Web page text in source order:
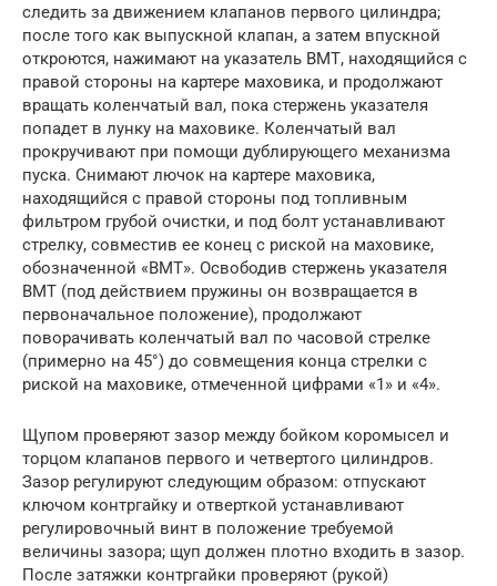
следить за движением клапанов первого цилиндра;
после того как выпускной клапан, а затем впускной
откроются, нажимают на указатель ВМТ, находящийся с
правой стороны на картере маховика, и продолжают
вращать коленчатый вал, пока стержень указателя
попадет в лунку на маховике. Коленчатый вал
прокручивают при помощи дублирующего механизма
пуска. Снимают лючок на картере маховика,
находящийся с правой стороны под топливным
фильтром грубой очистки, и под болт устанавливают
стрелку, совместив ее конец с риской на маховике,
обозначенной «ВМТ». Освободив стержень указателя
ВМТ (под действием пружины он возвращается в
первоначальное положение), продолжают
поворачивать коленчатый вал по часовой стрелке
(примерно на 45°) до совмещения конца стрелки с
риской на маховике, отмеченной цифрами «1» и «4».
Щупом проверяют зазор между бойком коромысел и
торцом клапанов первого и четвертого цилиндров.
Зазор регулируют следующим образом: отпускают
ключом контргайку и отверткой устанавливают
регулировочный винт в положение требуемой
величины зазора; щуп должен плотно входить в зазор.
После затяжки контргайки проверяют (рукой)